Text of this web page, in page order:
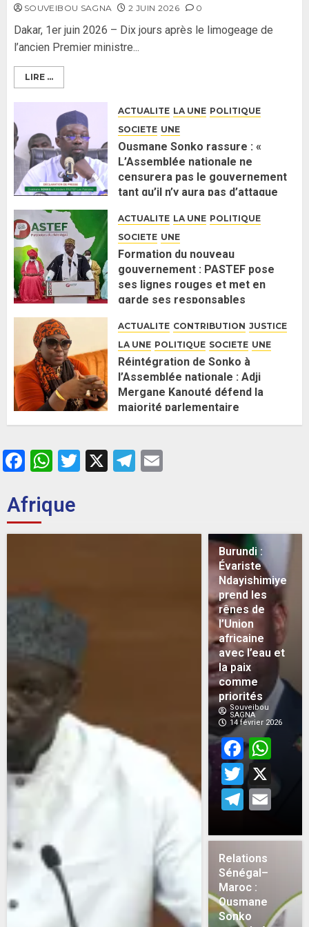
SOUVEIBOU SAGNA 2 JUIN 2026 0
Dakar, 1er juin 2026 – Dix jours après le limogeage de
l’ancien Premier ministre...
LIRE ...
ACTUALITE LA UNE POLITIQUE
SOCIETE UNE
Ousmane Sonko rassure : «
L’Assemblée nationale ne
censurera pas le gouvernement
tant qu’il n’y aura pas d’attaque
2 JUIN 2026 0
ACTUALITE LA UNE POLITIQUE
SOCIETE UNE
Formation du nouveau
gouvernement : PASTEF pose
ses lignes rouges et met en
garde ses responsables
ACTUALITE CONTRIBUTION JUSTICE
LA UNE POLITIQUE SOCIETE UNE
Réintégration de Sonko à
l’Assemblée nationale : Adji
Mergane Kanouté défend la
majorité parlementaire
26 MAI 2026 0
Facebook
WhatsApp
Twitter
X Telegram
Afrique
Burundi :
Évariste
Ndayishimiye
prend les
rênes de
l’Union
africaine
avec l’eau et
la paix
comme
priorités
Souveibou
SAGNA
14 février 2026
X
Relations
Sénégal–
Maroc :
Ousmane
Sonko